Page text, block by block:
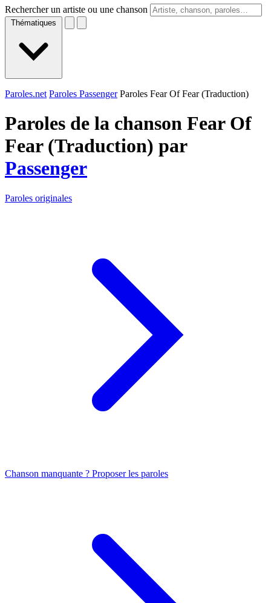
Rechercher un artiste ou une chanson
Thématiques
Paroles.net Paroles Passenger Paroles Fear Of Fear (Traduction)
Paroles de la chanson Fear Of
Fear (Traduction) par
Passenger
Paroles originales
Chanson manquante ? Proposer les paroles